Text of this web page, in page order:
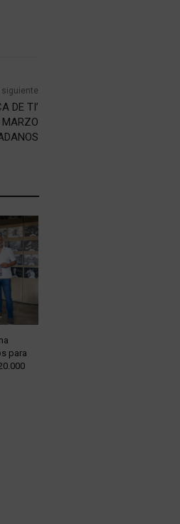
DE TI’
MARZO
para